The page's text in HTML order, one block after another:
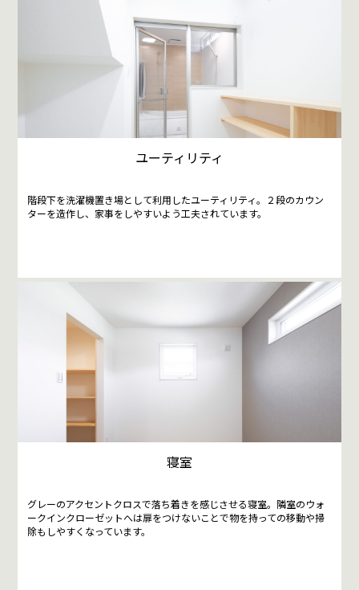
ユーティリティ
階段下を洗濯機置き場として利用したユーティリティ。２段のカウン
ターを造作し、家事をしやすいよう工夫されています。
寝室
グレーのアクセントクロスで落ち着きを感じさせる寝室。隣室のウォ
ークインクローゼットへは扉をつけないことで物を持っての移動や掃
除もしやすくなっています。